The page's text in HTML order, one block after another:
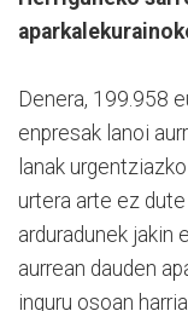
Denera, 199.958
enpresak lanoi
lanak
urtera arte ez
arduradunek jakin
aurrean dauden
inguru osoan